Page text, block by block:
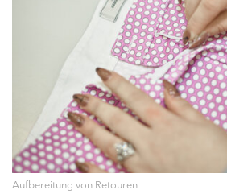
Aufbereitung von Retouren